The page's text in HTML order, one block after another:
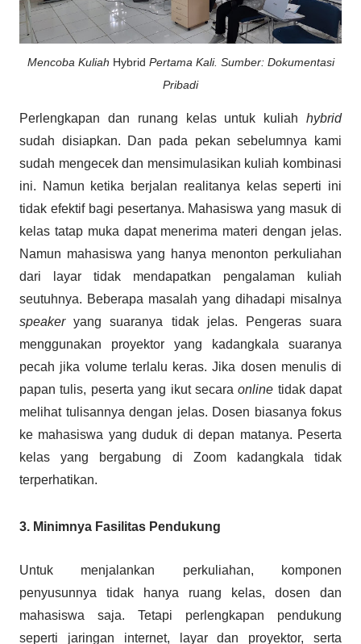
Mencoba Kuliah Hybrid Pertama Kali. Sumber: Dokumentasi
Pribadi
Perlengkapan dan runang kelas untuk kuliah hybrid
sudah disiapkan. Dan pada pekan sebelumnya kami
sudah mengecek dan mensimulasikan kuliah kombinasi
ini. Namun ketika berjalan realitanya kelas seperti ini
tidak efektif bagi pesertanya. Mahasiswa yang masuk di
kelas tatap muka dapat menerima materi dengan jelas.
Namun mahasiswa yang hanya menonton perkuliahan
dari layar tidak mendapatkan pengalaman kuliah
seutuhnya. Beberapa masalah yang dihadapi misalnya
speakeryang suaranya tidak jelas. Pengeras suara
menggunakan proyektor yang kadangkala suaranya
pecah jika volume terlalu keras. Jika dosen menulis di
papan tulis, peserta yang ikut secaraonline tidak dapat
melihat tulisannya dengan jelas. Dosen biasanya fokus
ke mahasiswa yang duduk di depan matanya. Peserta
kelas yang bergabung di Zoom kadangkala tidak
terperhatikan.
3. Minimnya Fasilitas Pendukung
Untuk menjalankan perkuliahan, komponen
penyusunnya tidak hanya ruang kelas, dosen dan
mahasiswa saja. Tetapi perlengkapan pendukung
seperti jaringan internet, layar dan proyektor, serta